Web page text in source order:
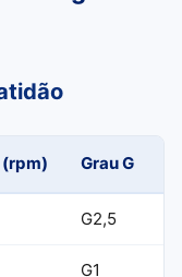
Grau G
G2,5
G1